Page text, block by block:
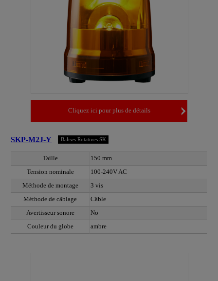
Cliquez ici pour plus de détails
SKP-M2J-Y Balises Rotatives SK
Taille
150 mm
Tension nominale
100-240V AC
Méthode de montage
3 vis
Méthode de câblage
Câble
Avertisseur sonore
No
Couleur du globe
ambre